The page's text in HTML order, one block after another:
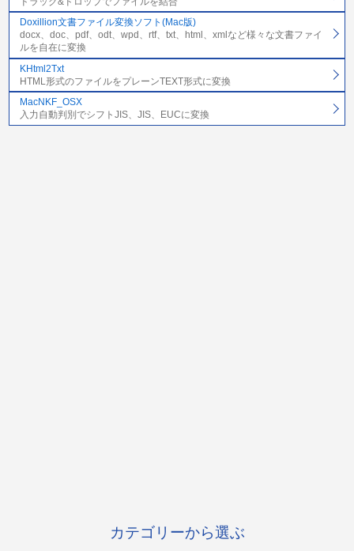
Doxillion文書ファイル変換ソフト(Mac版)
docx、doc、pdf、odt、wpd、rtf、txt、html、xmlなど様々な文書ファイ
ルを自在に変換
KHtml2Txt
HTML形式のファイルをプレーンTEXT形式に変換
MacNKF_OSX
入力自動判別でシフトJIS、JIS、EUCに変換
カテゴリーから選ぶ